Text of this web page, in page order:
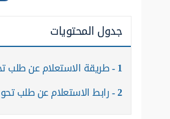
جدول المحتويات
1 طريقة الاستعلام عن طلب
2 رابط الاستعلام عن طلب